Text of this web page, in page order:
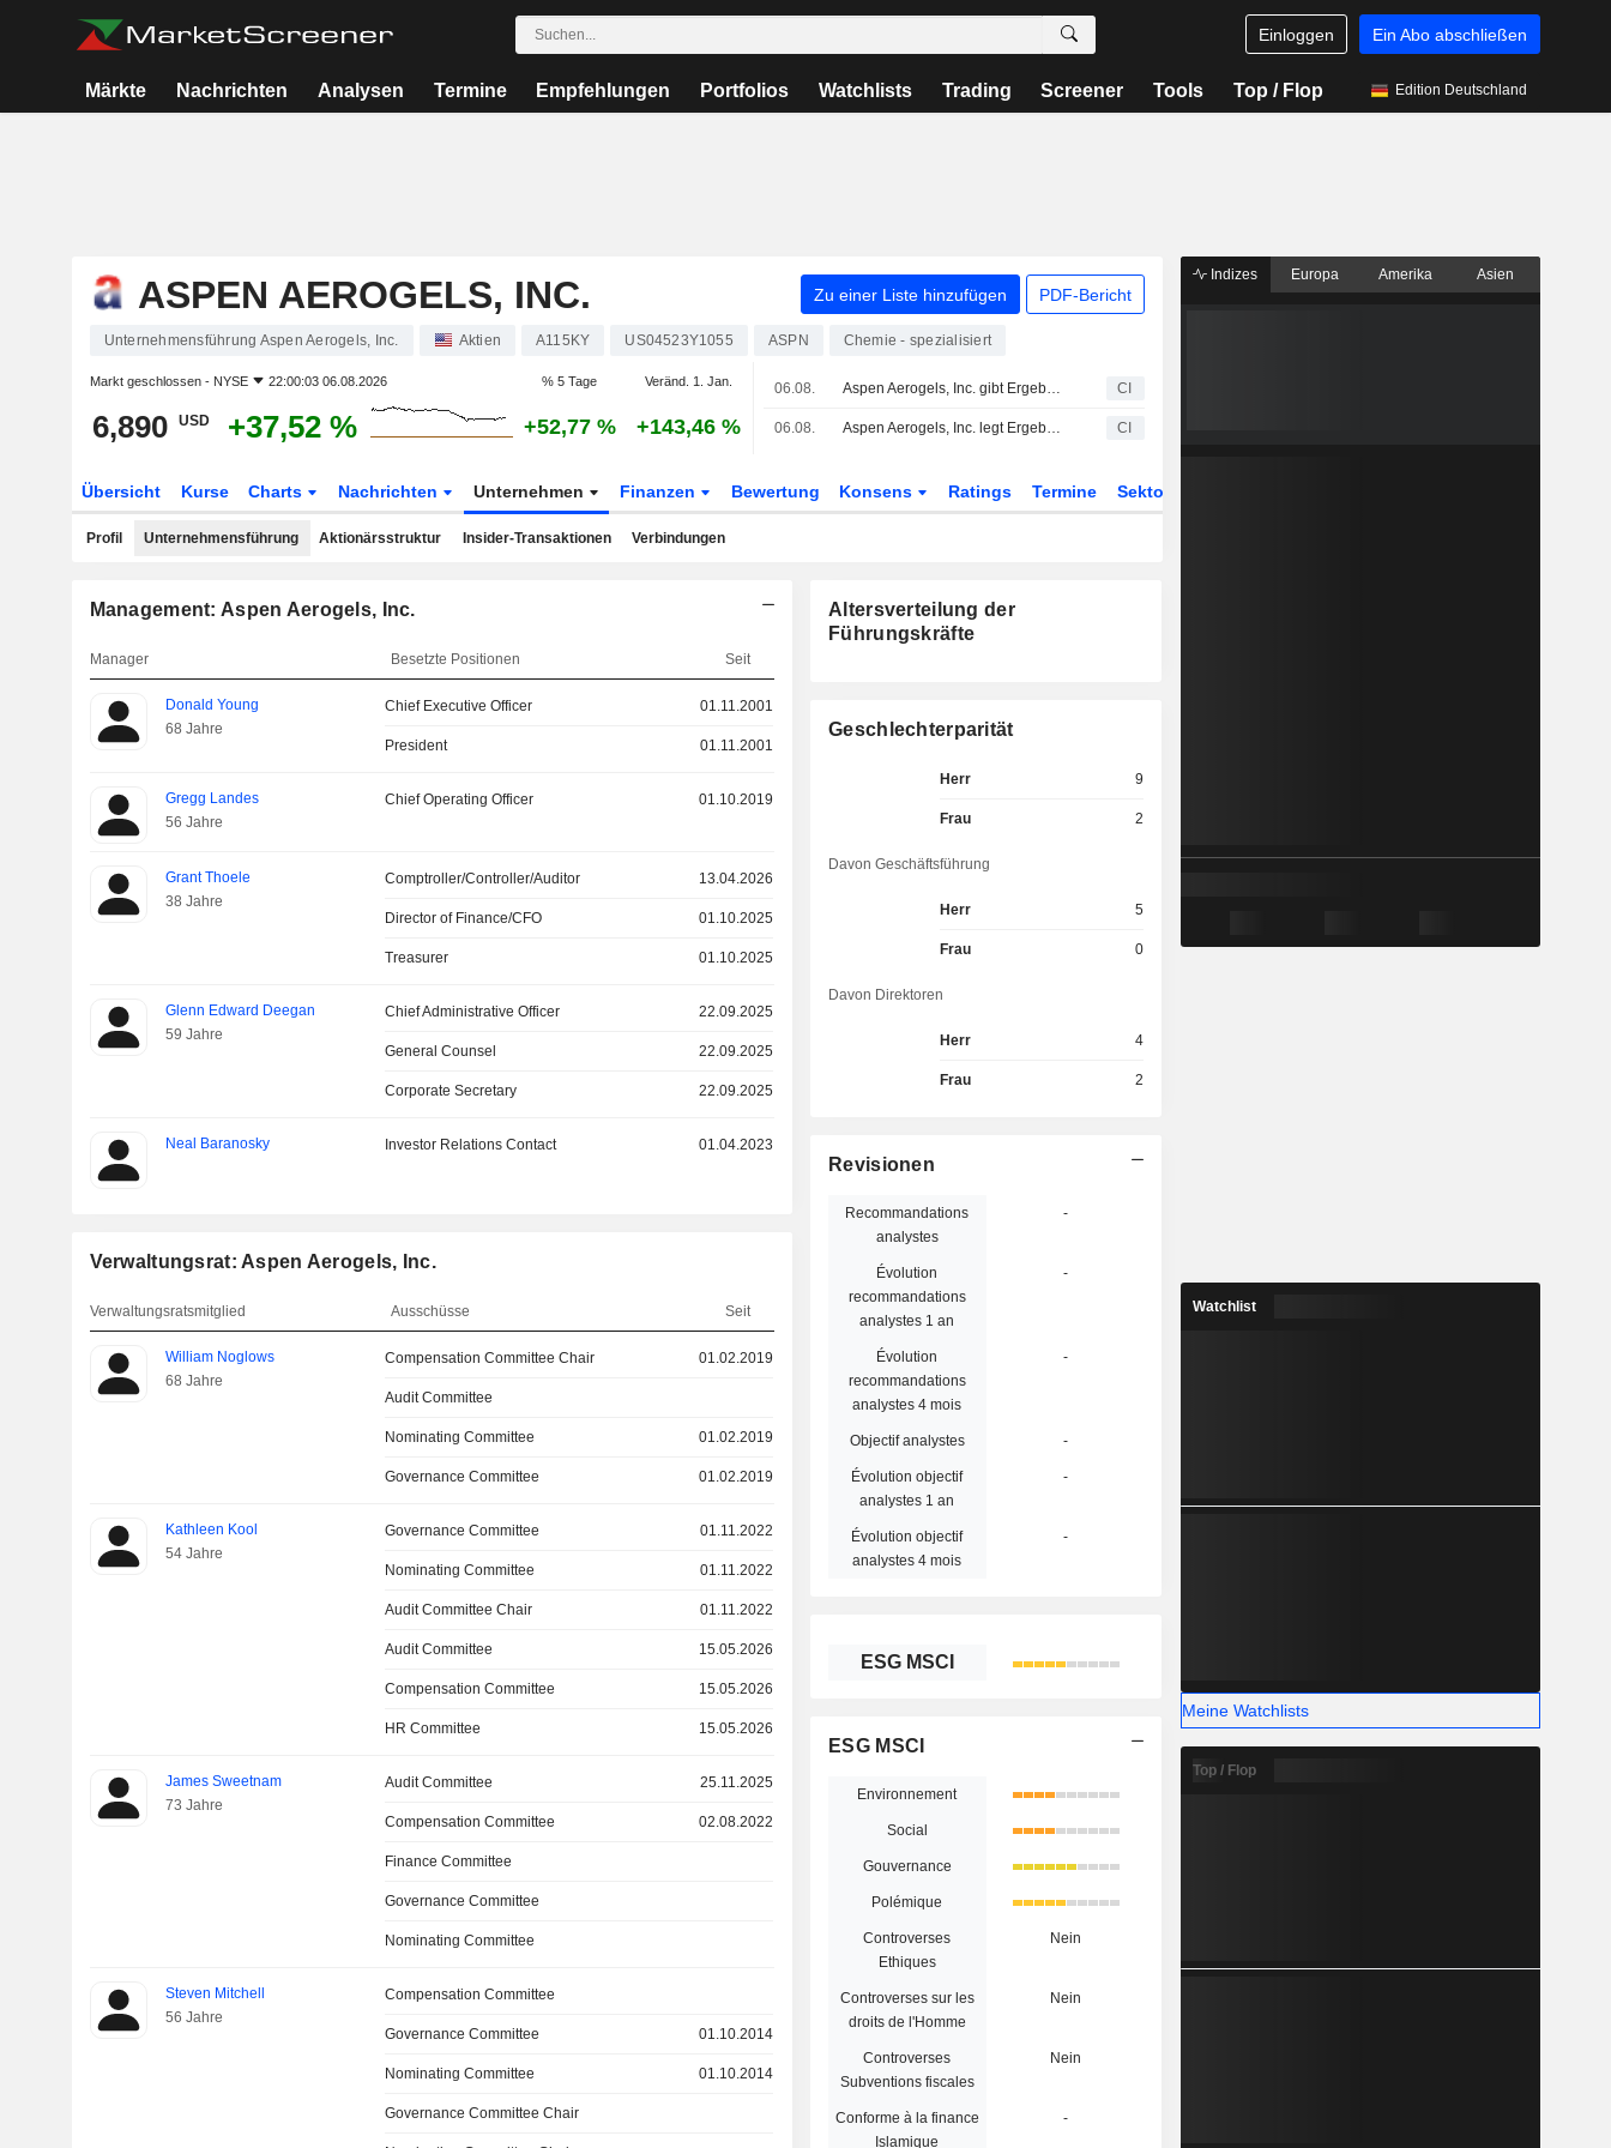
Einloggen Ein Abo abschließen
Märkte Nachrichten Analysen Termine Empfehlungen Portfolios Watchlists Trading Screener Tools Top / Flop Edition Deutschland
ASPEN AEROGELS, INC. Zu einer Liste hinzufügen PDF-Bericht
Unternehmensführung Aspen Aerogels, Inc. Aktien A115KY US04523Y1055 ASPN Chemie - spezialisiert
Markt geschlossen - NYSE 22:00:03 06.08.2026 % 5 Tage Veränd. 1. Jan.
6,890 USD +37,52 % +52,77 % +143,46 %
06.08. Aspen Aerogels, Inc. gibt Ergebnisprognose für das dritte Quartal zum 30. September 2026 CI
06.08. Aspen Aerogels, Inc. legt Ergebnisse für das zweite Quartal und die ersten sechs Monate bis zum 30. Juni 2026 vor CI
Übersicht Kurse Charts Nachrichten Unternehmen Finanzen Bewertung Konsens Ratings Termine Sektor
Profil Unternehmensführung Aktionärsstruktur Insider-Transaktionen Verbindungen
Management: Aspen Aerogels, Inc.
Manager Besetzte Positionen Seit
Donald Young
68 Jahre
Chief Executive Officer 01.11.2001
President 01.11.2001
Gregg Landes
56 Jahre
Chief Operating Officer 01.10.2019
Grant Thoele
38 Jahre
Comptroller/Controller/Auditor 13.04.2026
Director of Finance/CFO 01.10.2025
Treasurer 01.10.2025
Glenn Edward Deegan
59 Jahre
Chief Administrative Officer 22.09.2025
General Counsel 22.09.2025
Corporate Secretary 22.09.2025
Neal Baranosky Investor Relations Contact 01.04.2023
Verwaltungsrat: Aspen Aerogels, Inc.
Verwaltungsratsmitglied Ausschüsse Seit
William Noglows
68 Jahre
Compensation Committee Chair 01.02.2019
Audit Committee
Nominating Committee 01.02.2019
Governance Committee 01.02.2019
Kathleen Kool
54 Jahre
Governance Committee 01.11.2022
Nominating Committee 01.11.2022
Audit Committee Chair 01.11.2022
Audit Committee 15.05.2026
Compensation Committee 15.05.2026
HR Committee 15.05.2026
James Sweetnam
73 Jahre
Audit Committee 25.11.2025
Compensation Committee 02.08.2022
Finance Committee
Governance Committee
Nominating Committee
Steven Mitchell
56 Jahre
Compensation Committee
Governance Committee 01.10.2014
Nominating Committee 01.10.2014
Governance Committee Chair
Altersverteilung der
Führungskräfte
Geschlechterparität
Herr 9
Frau 2
Davon Geschäftsführung
Herr 5
Frau 0
Davon Direktoren
Herr 4
Frau 2
Revisionen
Recommandations
analystes
-
Évolution
recommandations
analystes 1 an
-
Évolution
recommandations
analystes 4 mois
-
Objectif analystes -
Évolution objectif
analystes 1 an
-
Évolution objectif
analystes 4 mois
-
ESG MSCI
ESG MSCI
Environnement
Social
Gouvernance
Polémique
Controverses
Ethiques
Nein
Controverses sur les
droits de l'Homme
Nein
Controverses
Subventions fiscales
Nein
Conforme à la finance
Islamique
-
Indizes Europa Amerika Asien
Watchlist
Meine Watchlists
Top / Flop